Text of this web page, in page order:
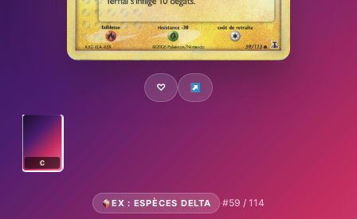
♡
C
EX : ESPÈCES DELTA ·#59 / 114